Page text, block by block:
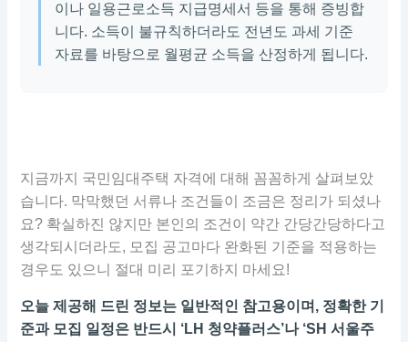
이나 일용근로소득 지급명세서 등을 통해 증빙합
니다. 소득이 불규칙하더라도 전년도 과세 기준
자료를 바탕으로 월평균 소득을 산정하게 됩니다.
지금까지 국민임대주택 자격에 대해 꼼꼼하게 살펴보았
습니다. 막막했던 서류나 조건들이 조금은 정리가 되셨나
요? 확실하진 않지만 본인의 조건이 약간 간당간당하다고
생각되시더라도, 모집 공고마다 완화된 기준을 적용하는
경우도 있으니 절대 미리 포기하지 마세요!
오늘 제공해 드린 정보는 일반적인 참고용이며, 정확한 기
준과 모집 일정은 반드시 ‘LH 청약플러스’나 ‘SH 서울주